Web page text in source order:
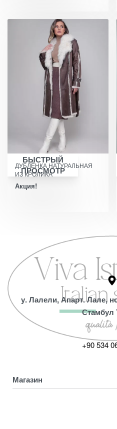
БЫСТРЫЙ
ПРОСМОТР
ДУБЛЁНКА НАТУРАЛЬНАЯ
ИЗ КРОЛИКА
Акция!
у. Лалели, Апарт. Лале,
Стамбул
+90 534
Магазин